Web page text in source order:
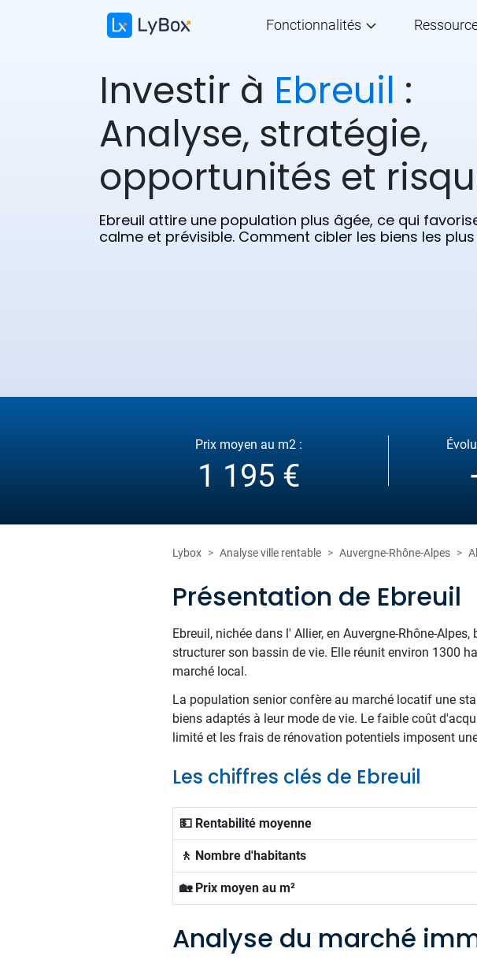
Fonctionnalités
Investir à Ebreuil :
Analyse, stratégie,
opportunités et
Ebreuil attire une population plus âgée, ce qui
calme et prévisible. Comment cibler les biens les
Prix moyen au m2 :
1 195 €
Lybox Analyse ville rentable Auvergne-Rhône-Alpes
Présentation de Ebreuil
Ebreuil, nichée dans l' Allier, en Auvergne-Rhône-
structurer son bassin de vie. Elle réunit environ 1300
marché local.
La population senior confère au marché locatif une
biens adaptés à leur mode de vie. Le faible coût
limité et les frais de rénovation potentiels imposent
Les chiffres clés de Ebreuil
💵 Rentabilité moyenne
🚶 Nombre d'habitants
🏡 Prix moyen au m²
Analyse du marché